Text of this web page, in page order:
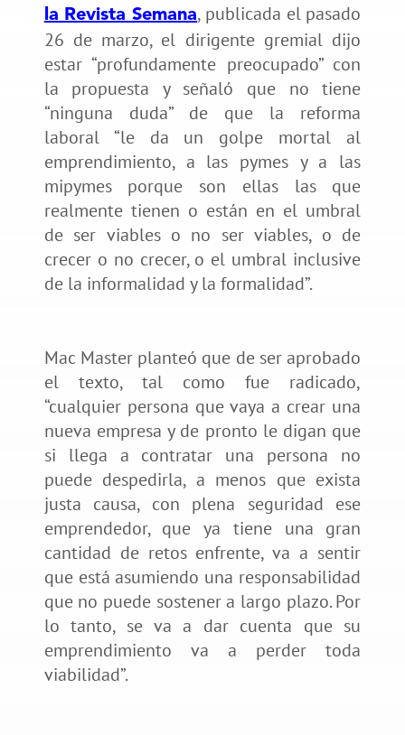
la Revista Semana, publicada el pasado
26 de marzo, el dirigente gremial dijo
estar “profundamente preocupado” con
la propuesta y señaló que no tiene
“ninguna duda” de que la reforma
laboral “le da un golpe mortal al
emprendimiento, a las pymes y a las
mipymes porque son ellas las que
realmente tienen o están en el umbral
de ser viables o no ser viables, o de
crecer o no crecer, o el umbral inclusive
de la informalidad y la formalidad”.
Mac Master planteó que de ser aprobado
el texto, tal como fue radicado,
“cualquier persona que vaya a crear una
nueva empresa y de pronto le digan que
si llega a contratar una persona no
puede despedirla, a menos que exista
justa causa, con plena seguridad ese
emprendedor, que ya tiene una gran
cantidad de retos enfrente, va a sentir
que está asumiendo una responsabilidad
que no puede sostener a largo plazo. Por
lo tanto, se va a dar cuenta que su
emprendimiento va a perder toda
viabilidad”.